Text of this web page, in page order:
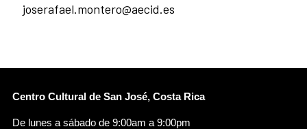
joserafael.montero@aecid.es
Centro Cultural de San José, Costa Rica
De lunes a sábado de 9:00am a 9:00pm